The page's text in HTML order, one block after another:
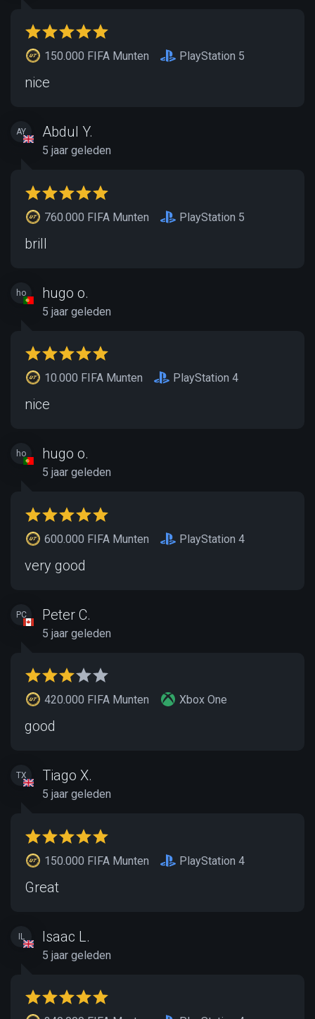
150.000 FIFA Munten PlayStation 5
nice
AY Abdul Y.
5 jaar geleden
760.000 FIFA Munten PlayStation 5
brill
ho hugo o.
5 jaar geleden
10.000 FIFA Munten PlayStation 4
nice
ho hugo o.
5 jaar geleden
600.000 FIFA Munten PlayStation 4
very good
PC Peter C.
5 jaar geleden
420.000 FIFA Munten Xbox One
good
TX Tiago X.
5 jaar geleden
150.000 FIFA Munten PlayStation 4
Great
IL Isaac L.
5 jaar geleden